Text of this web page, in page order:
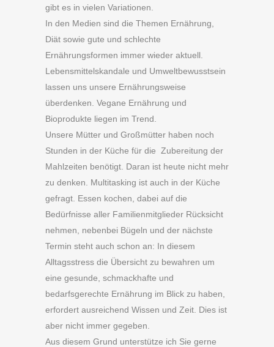
gibt es in vielen Variationen.
In den Medien sind die Themen Ernährung,
Diät sowie gute und schlechte
Ernährungsformen immer wieder aktuell.
Lebensmittelskandale und Umweltbewusstsein
lassen uns unsere Ernährungsweise
überdenken. Vegane Ernährung und
Bioprodukte liegen im Trend.
Unsere Mütter und Großmütter haben noch
Stunden in der Küche für die Zubereitung der
Mahlzeiten benötigt. Daran ist heute nicht mehr
zu denken. Multitasking ist auch in der Küche
gefragt. Essen kochen, dabei auf die
Bedürfnisse aller Familienmitglieder Rücksicht
nehmen, nebenbei Bügeln und der nächste
Termin steht auch schon an: In diesem
Alltagsstress die Übersicht zu bewahren um
eine gesunde, schmackhafte und
bedarfsgerechte Ernährung im Blick zu haben,
erfordert ausreichend Wissen und Zeit. Dies ist
aber nicht immer gegeben.
Aus diesem Grund unterstütze ich Sie gerne